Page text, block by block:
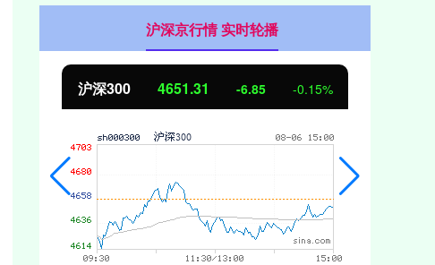
沪深京行情 实时轮播
沪深300 4651.31 -6.85 -0.15%